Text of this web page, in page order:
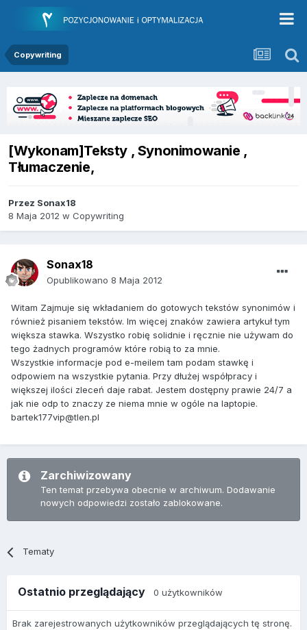
Copywriting
[Wykonam]Teksty , Synonimowanie ,
Tłumaczenie,
Przez Sonax18
8 Maja 2012 w Copywriting
Sonax18
Opublikowano 8 Maja 2012
Witam Zajmuje się wkładaniem do gotowych tekstów synonimów i
również pisaniem tekstów. Im więcej znaków zawiera artykuł tym
większa stawka. Wszystko robię solidnie i ręcznie nie używam do
tego żadnych programów które robią to za mnie.
Wszystkie informacje pod e-meilem tam podam stawkę i
odpowiem na wszystkie pytania. Przy dłużej współpracy i
większej ilości zleceń daje rabat. Jestem dostępny prawie 24/7 a
jak nie odp to znaczy ze niema mnie w ogóle na laptopie.
bartek177vip@tlen.pl
Zarchiwizowany
Ten temat przebywa obecnie w archiwum. Dodawanie
nowych odpowiedzi zostało zablokowane.
Tematy
Ostatnio przeglądający 0 użytkowników
Brak zarejestrowanych użytkowników przeglądających tę stronę.